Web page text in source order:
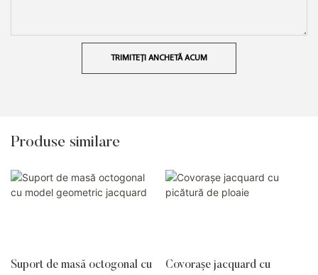
TRIMITEȚI ANCHETĂ ACUM
Produse similare
Suport de masă octogonal cu
Covorașe jacquard cu